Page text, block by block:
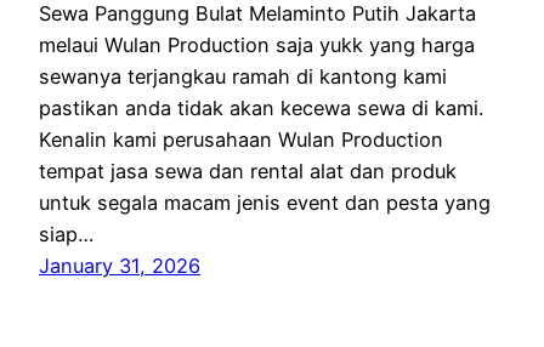
Sewa Panggung Bulat Melaminto Putih Jakarta
melaui Wulan Production saja yukk yang harga
sewanya terjangkau ramah di kantong kami
pastikan anda tidak akan kecewa sewa di kami.
Kenalin kami perusahaan Wulan Production
tempat jasa sewa dan rental alat dan produk
untuk segala macam jenis event dan pesta yang
siap…
January 31, 2026